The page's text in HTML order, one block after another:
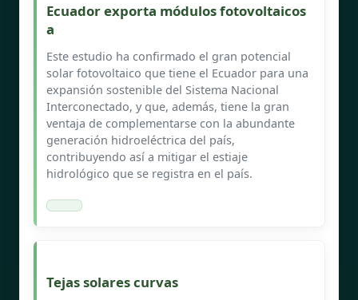
Ecuador exporta módulos fotovoltaicos
a
Este estudio ha confirmado el gran potencial
solar fotovoltaico que tiene el Ecuador para una
expansión sostenible del Sistema Nacional
Interconectado, y que, además, tiene la gran
ventaja de complementarse con la abundante
generación hidroeléctrica del país,
contribuyendo así a mitigar el estiaje
hidrológico que se registra en el país.
Tejas solares curvas